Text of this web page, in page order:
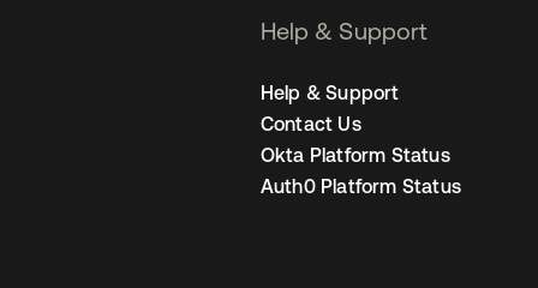
Help & Support
Help & Support
Contact Us
Okta Platform Status
Auth0 Platform Status